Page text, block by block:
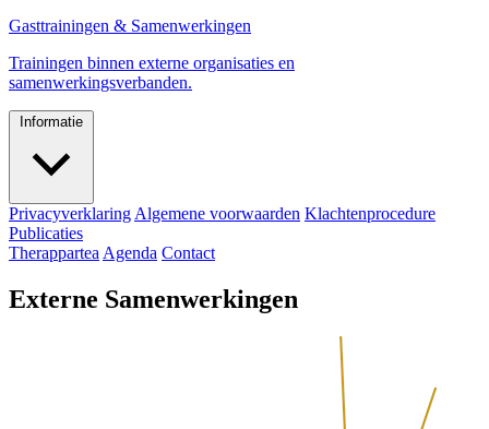
Gasttrainingen & Samenwerkingen
Trainingen binnen externe organisaties en
samenwerkingsverbanden.
PrivacyverklaringAlgemene voorwaarden Klachtenprocedure
Publicaties
TherapparteaAgenda Contact
Externe Samenwerkingen